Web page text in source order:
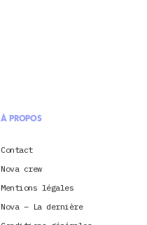
À PROPOS
Contact
Nova crew
Mentions légales
Nova – La dernière